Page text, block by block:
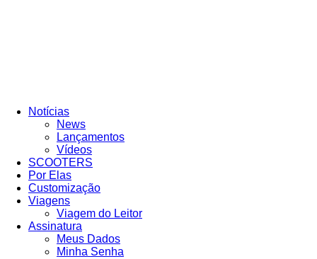
Notícias
News
Lançamentos
Vídeos
SCOOTERS
Por Elas
Customização
Viagens
Viagem do Leitor
Assinatura
Meus Dados
Minha Senha